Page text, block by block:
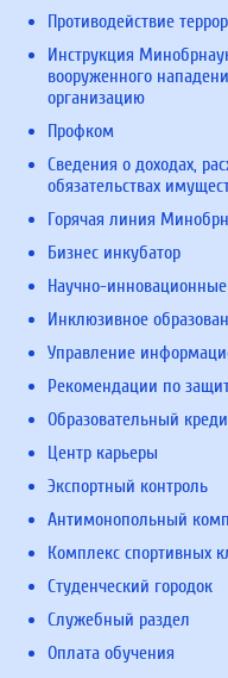
Противодействие
Инструкция
вооруженного
организацию
Профком
Сведения о доходах,
обязательствах
Горячая линия
Бизнес инкубатор
Научно-инновационные
Инклюзивное
Управление
Рекомендации по
Образовательный
Центр карьеры
Экспортный контроль
Антимонопольный
Комплекс спортивных
Студенческий городок
Служебный раздел
Оплата обучения